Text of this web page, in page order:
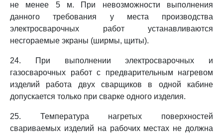
не менее 5 м. При невозможности выполнения
данного требования у места производства
электросварочных работ устанавливаются
несгораемые экраны (ширмы, щиты).
24. При выполнении электросварочных и
газосварочных работ с предварительным нагревом
изделий работа двух сварщиков в одной кабине
допускается только при сварке одного изделия.
25. Температура нагретых поверхностей
свариваемых изделий на рабочих местах не должна